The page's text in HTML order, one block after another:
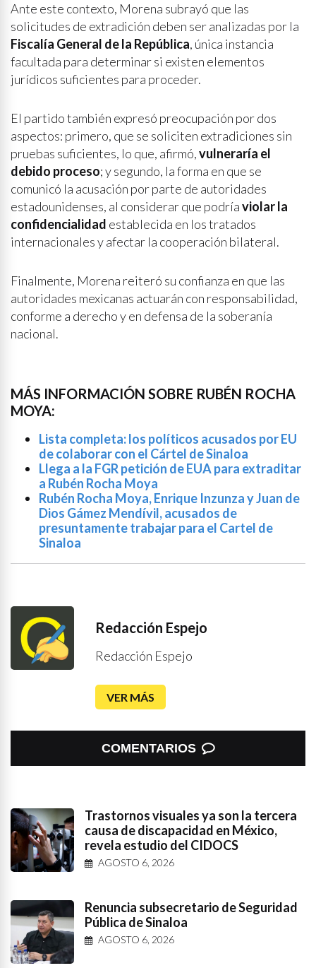
Ante este contexto, Morena subrayó que las
solicitudes de extradición deben ser analizadas por la
Fiscalía General de la República, única instancia
facultada para determinar si existen elementos
jurídicos suficientes para proceder.
El partido también expresó preocupación por dos
aspectos: primero, que se soliciten extradiciones sin
pruebas suficientes, lo que, afirmó,vulneraría el
debido proceso; y segundo, la forma en que se
comunicó la acusación por parte de autoridades
estadounidenses, al considerar que podríaviolar la
confidencialidad establecida en los tratados
internacionales y afectar la cooperación bilateral.
Finalmente, Morena reiteró su confianza en que las
autoridades mexicanas actuarán con responsabilidad,
conforme a derecho y en defensa de la soberanía
nacional.
MÁS INFORMACIÓN SOBRE RUBÉN ROCHA
MOYA:
Lista completa: los políticos acusados por EU
de colaborar con el Cártel de Sinaloa
Llega a la FGR petición de EUA para extraditar
a Rubén Rocha Moya
Rubén Rocha Moya, Enrique Inzunza y Juan de
Dios Gámez Mendívil, acusados de
presuntamente trabajar para el Cartel de
Sinaloa
Redacción Espejo
Redacción Espejo
VER MÁS
COMENTARIOS
Trastornos visuales ya son la tercera
causa de discapacidad en México,
revela estudio del CIDOCS
AGOSTO 6, 2026
Renuncia subsecretario de Seguridad
Pública de Sinaloa
AGOSTO 6, 2026